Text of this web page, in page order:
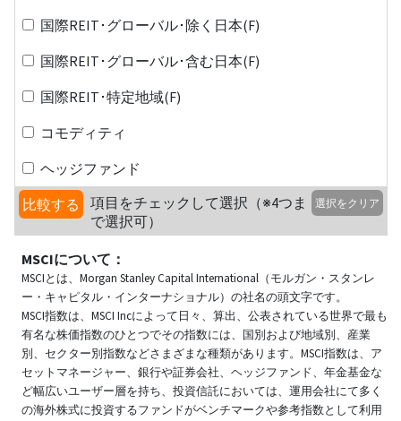
国際REIT･グローバル･除く日本(F)
国際REIT･グローバル･含む日本(F)
国際REIT･特定地域(F)
コモディティ
ヘッジファンド
比較する
項目をチェックして選択（※4つま
で選択可）
選択をクリア
MSCIについて：
MSCIとは、Morgan Stanley Capital International（モルガン・スタンレ
ー・キャピタル・インターナショナル）の社名の頭文字です。
MSCI指数は、MSCI Incによって日々、算出、公表されている世界で最も
有名な株価指数のひとつでその指数には、国別および地域別、産業
別、セクター別指数などさまざまな種類があります。MSCI指数は、ア
セットマネージャー、銀行や証券会社、ヘッジファンド、年金基金な
ど幅広いユーザー層を持ち、投資信託においては、運用会社にて多く
の海外株式に投資するファンドがベンチマークや参考指数として利用